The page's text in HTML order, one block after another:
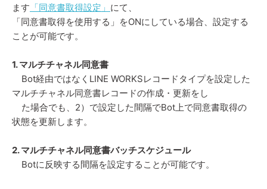
ます 「同意書取得設定」 にて、
「同意書取得を使用する」をONにしている場合、設定する
ことが可能です。
1. マルチチャネル同意書
Bot経由ではなくLINE WORKSレコードタイプを設定した
マルチチャネル同意書レコードの作成・更新をし
た場合でも、2）で設定した間隔でBot上で同意書取得の
状態を更新します。
2. マルチチャネル同意書バッチスケジュール
Botに反映する間隔を設定することが可能です。